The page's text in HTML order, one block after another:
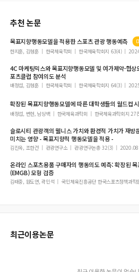
중국인 미용성형관광 행동의도에 관한 영향요인 연구
베이커리에 대한 소비자의 자아일치성이 점포충성도
추천 논문
목표지향행동모델을 적용한 스포츠 관광행동예측
한지훈, 김형훈 한국체육학회 한국체육학회지 63(4)
4C 마케팅믹스와목표지향행동모델 및 여가제약-협상
포츠클럽 참여의도 분석
배정섭, 김형훈 한국체육학회 한국체육학회지 64(3)
확장된 목표지향행동모델에 따른 대학생들의 월드컵
배정섭, 변현, 남상백 한국체육과학회 한국체육과학회지
슬로시티 관광객의 웰니스 가치와 환경적 가치가 재방
미치는 영향 -목표지향적 행동모델을 적용 -
김진옥, 조한건 관광연구소 관광연구논총 32(3) 2020.08
온라인 스포츠용품 구매자의 행동의도 예측: 확장된목
(EMGB) 모형 검증
김태중, 원도연, 곽민석 국민체육진흥공단 한국스포츠정책과학
최근이용논문